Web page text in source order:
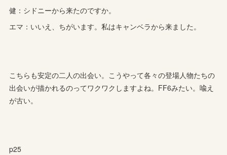
健：シドニーから来たのですか。
エマ：いいえ、ちがいます。私はキャンベラから来ました。
こちらも安定の二人の出会い。こうやって各々の登場人物たちの
出会いが描かれるのってワクワクしますよね。FF6みたい。喩え
が古い。
p25